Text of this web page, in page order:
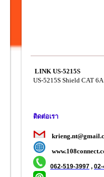
LINK US-5215S
US-5215S Shield CAT
ติดต่อเรา
062-519-3997 ,